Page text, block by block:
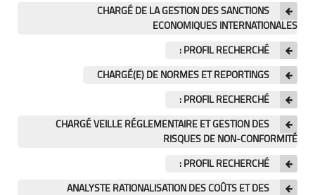
CHARGÉ DE LA GESTION DES SANCTIONS
ECONOMIQUES INTERNATIONALES
PROFIL RECHERCHÉ :
CHARGÉ(E) DE NORMES ET REPORTINGS
PROFIL RECHERCHÉ :
CHARGÉ VEILLE RÉGLEMENTAIRE ET GESTION DES
RISQUES DE NON-CONFORMITÉ
PROFIL RECHERCHÉ :
ANALYSTE RATIONALISATION DES COÛTS ET DES